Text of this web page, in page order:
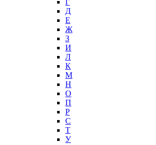
Г
Д
Е
Ж
З
И
Л
К
М
Н
О
П
Р
С
Т
У